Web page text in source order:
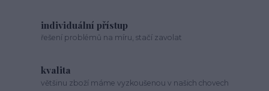
individuální přístup
řešení problémů na míru, stačí zavolat
kvalita
většinu zboží máme vyzkoušenou v našich chovech